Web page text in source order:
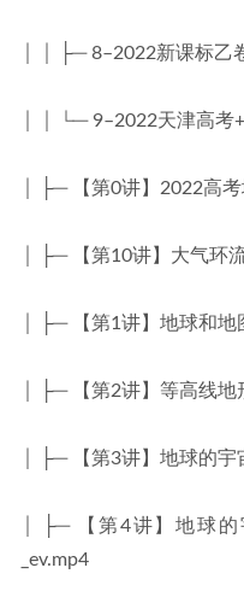
│ │ ├─ 8–2022新课标乙
│ │ └─ 9–2022天津高考
│ ├─ 【第0讲】2022高
│ ├─ 【第10讲】大气环
│ ├─ 【第1讲】地球和地
│ ├─ 【第2讲】等高线地
│ ├─ 【第3讲】地球的
│ ├─ 【第4讲】地球
_ev.mp4